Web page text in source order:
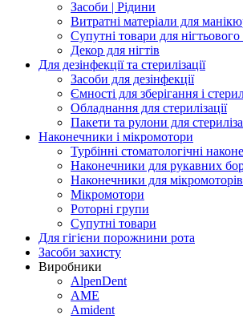
Засоби | Рідини
Витратні матеріали для
Супутні товари для нігтьового
Декор для нігтів
Для дезінфекції та стерилізації
Засоби для дезінфекції
Ємності для зберігання і
Обладнання для стерилізації
Пакети та рулони для
Наконечники і мікромотори
Турбінні стоматологічні
Наконечники для рукавних
Наконечники для мікромоторів
Мікромотори
Роторні групи
Супутні товари
Для гігієни порожнини рота
Засоби захисту
Виробники
AlpenDent
AME
Amident